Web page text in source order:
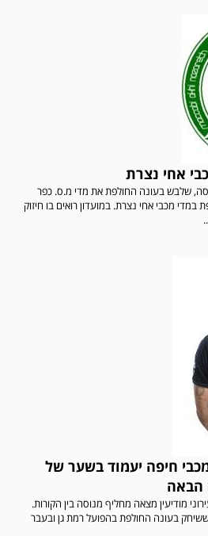
אחי נצרת
שלבש בעונה החולפת את מדי מ.ס. כפר
מכבי אחי נצרת. במועדון רואים בו חיזוק
חיפה יעמוד בשער של
הבאה
מודיעין מצאה מחליף מנוסה בין הקורות.
ששיחק בעונה החולפת בהפועל רמת גן ובעבר